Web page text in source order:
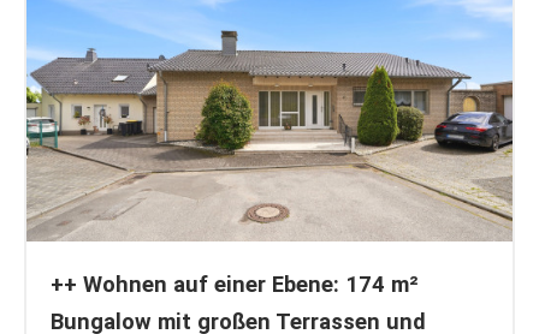
++ Wohnen auf einer Ebene: 174 m²
Bungalow mit großen Terrassen und